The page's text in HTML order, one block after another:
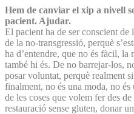
Hem de canviar el xip a nivell
pacient. Ajudar.
El pacient ha de ser conscient
de la no-transgressió, perquè
ha d’entendre, que no és fàcil,
també hi és. De no barrejar-los,
posar voluntat, perquè realment
finalment, no és una moda, no
de les coses que volem fer des
restauració sense gluten, donar